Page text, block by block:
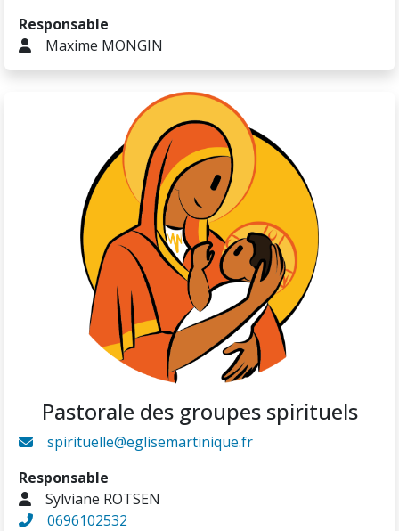
Responsable
Maxime MONGIN
Pastorale des groupes spirituels
spirituelle@eglisemartinique.fr
Responsable
Sylviane ROTSEN
0696102532